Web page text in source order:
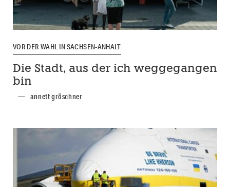
VOR DER WAHL IN SACHSEN-ANHALT
Die Stadt, aus der ich weggegangen
bin
annett gröschner